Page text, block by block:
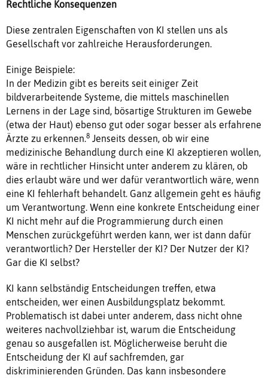
Rechtliche Konsequenzen
Diese zentralen Eigenschaften von KI stellen uns als
Gesellschaft vor zahlreiche Herausforderungen.
Einige Beispiele:
In der Medizin gibt es bereits seit einiger Zeit
bildverarbeitende Systeme, die mittels maschinellen
Lernens in der Lage sind, bösartige Strukturen im Gewebe
(etwa der Haut) ebenso gut oder sogar besser als erfahrene
Ärzte zu erkennen.8 Jenseits dessen, ob wir eine
medizinische Behandlung durch eine KI akzeptieren wollen,
wäre in rechtlicher Hinsicht unter anderem zu klären, ob
dies erlaubt wäre und wer dafür verantwortlich wäre, wenn
eine KI fehlerhaft behandelt. Ganz allgemein geht es häufig
um Verantwortung. Wenn eine konkrete Entscheidung einer
KI nicht mehr auf die Programmierung durch einen
Menschen zurückgeführt werden kann, wer ist dann dafür
verantwortlich? Der Hersteller der KI? Der Nutzer der KI?
Gar die KI selbst?
KI kann selbständig Entscheidungen treffen, etwa
entscheiden, wer einen Ausbildungsplatz bekommt.
Problematisch ist dabei unter anderem, dass nicht ohne
weiteres nachvollziehbar ist, warum die Entscheidung
genau so ausgefallen ist. Möglicherweise beruht die
Entscheidung der KI auf sachfremden, gar
diskriminierenden Gründen. Das kann insbesondere